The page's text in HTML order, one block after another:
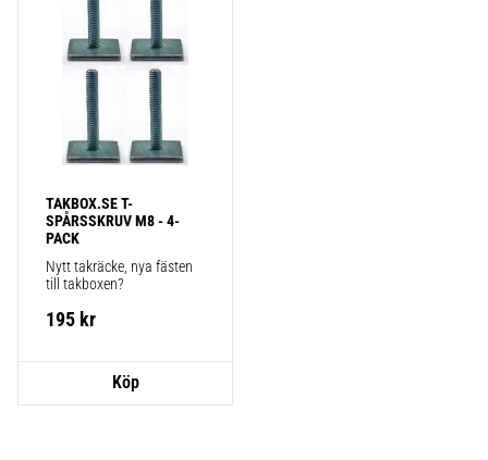
TAKBOX.SE T-
SPÅRSSKRUV M8 - 4-
PACK
Nytt takräcke, nya fästen
till takboxen?
195 kr